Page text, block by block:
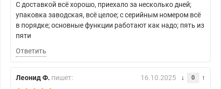
С доставкой всё хорошо, приехало за несколько дней;
упаковка заводская, всё целое; с серийным номером всё
в порядке; основные функции работают как надо; пять из
пяти
Ответить
Леонид Ф. пишет: 16.10.2025 0